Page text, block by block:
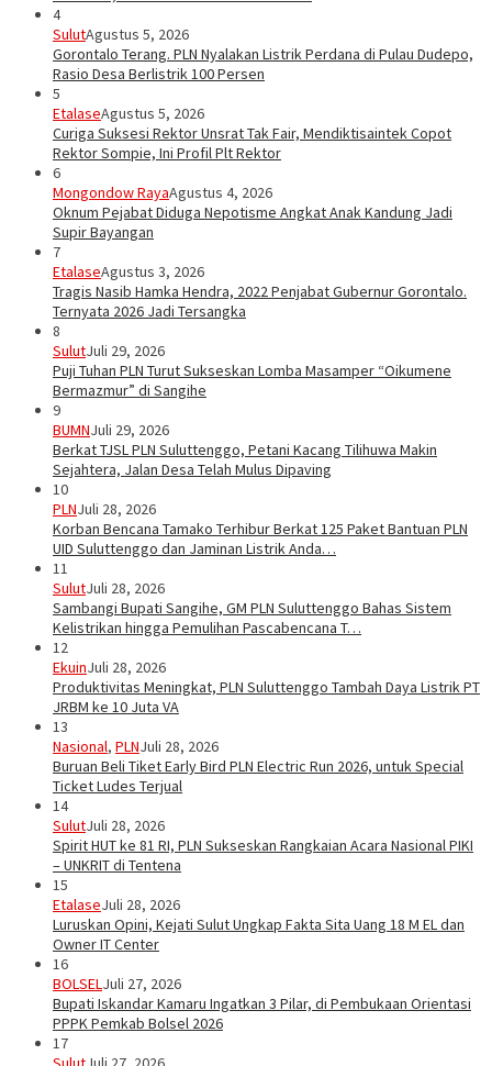
4
SulutAgustus 5, 2026
Gorontalo Terang. PLN Nyalakan Listrik Perdana di Pulau Dudepo,
Rasio Desa Berlistrik 100 Persen
5
EtalaseAgustus 5, 2026
Curiga Suksesi Rektor Unsrat Tak Fair, Mendiktisaintek Copot
Rektor Sompie, Ini Profil Plt Rektor
6
Mongondow RayaAgustus 4, 2026
Oknum Pejabat Diduga Nepotisme Angkat Anak Kandung Jadi
Supir Bayangan
7
EtalaseAgustus 3, 2026
Tragis Nasib Hamka Hendra, 2022 Penjabat Gubernur Gorontalo.
Ternyata 2026 Jadi Tersangka
8
SulutJuli 29, 2026
Puji Tuhan PLN Turut Sukseskan Lomba Masamper “Oikumene
Bermazmur” di Sangihe
9
BUMNJuli 29, 2026
Berkat TJSL PLN Suluttenggo, Petani Kacang Tilihuwa Makin
Sejahtera, Jalan Desa Telah Mulus Dipaving
10
PLNJuli 28, 2026
Korban Bencana Tamako Terhibur Berkat 125 Paket Bantuan PLN
UID Suluttenggo dan Jaminan Listrik Anda…
11
SulutJuli 28, 2026
Sambangi Bupati Sangihe, GM PLN Suluttenggo Bahas Sistem
Kelistrikan hingga Pemulihan Pascabencana T…
12
EkuinJuli 28, 2026
Produktivitas Meningkat, PLN Suluttenggo Tambah Daya Listrik PT
JRBM ke 10 Juta VA
13
Nasional, PLNJuli 28, 2026
Buruan Beli Tiket Early Bird PLN Electric Run 2026, untuk Special
Ticket Ludes Terjual
14
SulutJuli 28, 2026
Spirit HUT ke 81 RI, PLN Sukseskan Rangkaian Acara Nasional PIKI
– UNKRIT di Tentena
15
EtalaseJuli 28, 2026
Luruskan Opini, Kejati Sulut Ungkap Fakta Sita Uang 18 M EL dan
Owner IT Center
16
BOLSELJuli 27, 2026
Bupati Iskandar Kamaru Ingatkan 3 Pilar, di Pembukaan Orientasi
PPPK Pemkab Bolsel 2026
17